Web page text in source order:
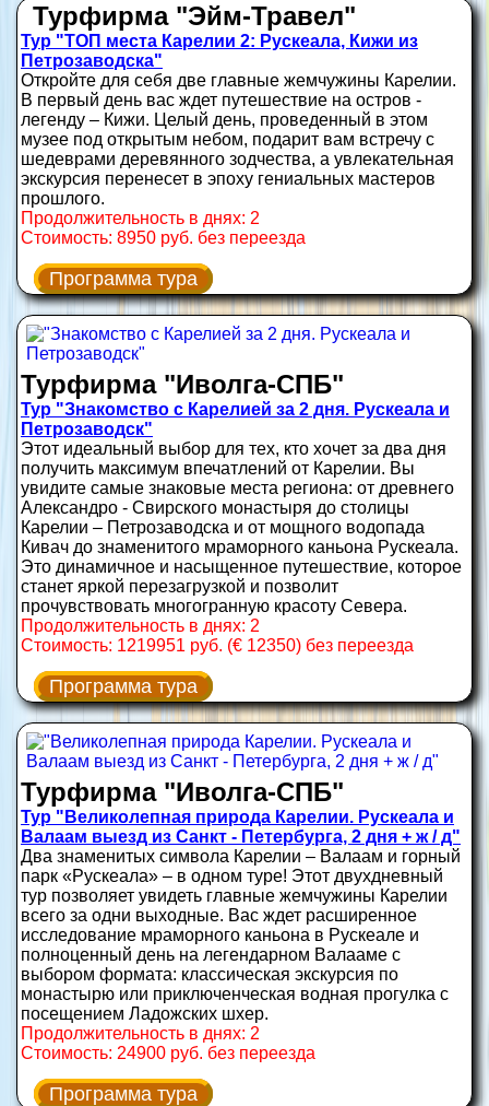
Турфирма "Эйм-Травел"
Тур "ТОП места Карелии 2: Рускеала, Кижи из
Петрозаводска"
Откройте для себя две главные жемчужины Карелии.
В первый день вас ждет путешествие на остров -
легенду – Кижи. Целый день, проведенный в этом
музее под открытым небом, подарит вам встречу с
шедеврами деревянного зодчества, а увлекательная
экскурсия перенесет в эпоху гениальных мастеров
прошлого.
Продолжительность в днях: 2
Стоимость: 8950 руб. без переезда
Программа тура
Турфирма "Иволга-СПБ"
Тур "Знакомство с Карелией за 2 дня. Рускеала и
Петрозаводск"
Этот идеальный выбор для тех, кто хочет за два дня
получить максимум впечатлений от Карелии. Вы
увидите самые знаковые места региона: от древнего
Александро - Свирского монастыря до столицы
Карелии – Петрозаводска и от мощного водопада
Кивач до знаменитого мраморного каньона Рускеала.
Это динамичное и насыщенное путешествие, которое
станет яркой перезагрузкой и позволит
прочувствовать многогранную красоту Севера.
Продолжительность в днях: 2
Стоимость: 1219951 руб. (€ 12350) без переезда
Программа тура
Турфирма "Иволга-СПБ"
Тур "Великолепная природа Карелии. Рускеала и
Валаам выезд из Санкт - Петербурга, 2 дня + ж / д"
Два знаменитых символа Карелии – Валаам и горный
парк «Рускеала» – в одном туре! Этот двухдневный
тур позволяет увидеть главные жемчужины Карелии
всего за одни выходные. Вас ждет расширенное
исследование мраморного каньона в Рускеале и
полноценный день на легендарном Валааме с
выбором формата: классическая экскурсия по
монастырю или приключенческая водная прогулка с
посещением Ладожских шхер.
Продолжительность в днях: 2
Стоимость: 24900 руб. без переезда
Программа тура